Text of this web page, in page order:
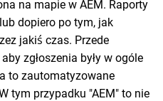
na mapie w AEM. Raporty
dopiero po tym, jak
jakiś czas. Przede
zgłoszenia były w ogóle
to zautomatyzowane
tym przypadku "AEM" to nie